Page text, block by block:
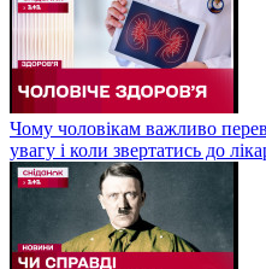
Чому чоловікам важливо
увагу і коли звертатись до